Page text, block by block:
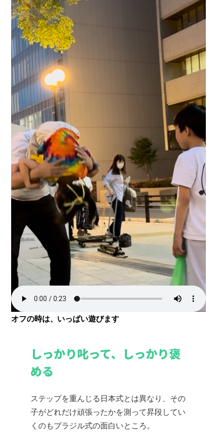
オフの時は、いっぱい遊びます
しっかり叱って、しっかり褒
める
ステップを重んじる日本式とは異なり、その
子がどれだけ頑張ったかを測って昇段してい
くのもブラジル式の面白いところ。